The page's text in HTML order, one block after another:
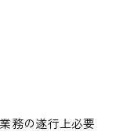
務の遂行上必要